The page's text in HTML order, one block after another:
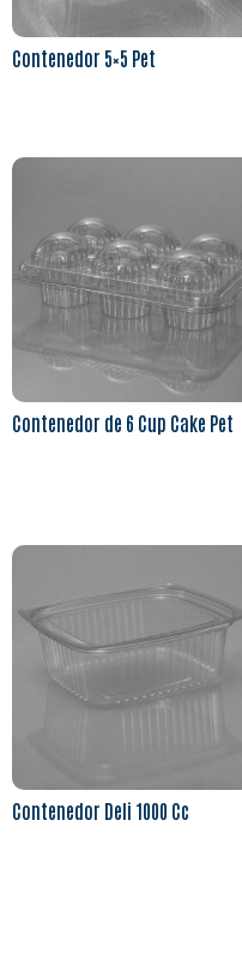
Contenedor 5×5 Pet
Contenedor de 6 Cup Cake Pet
Contenedor Deli 1000 Cc